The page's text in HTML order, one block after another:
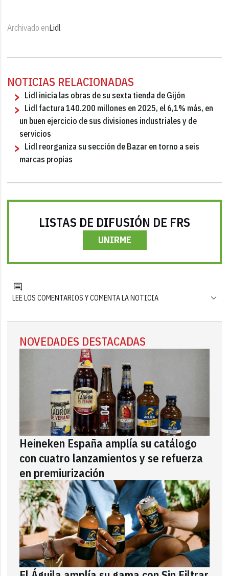
Archivado enLidl
NOTICIAS RELACIONADAS
Lidl inicia las obras de su sexta tienda de Gijón
Lidl factura 140.200 millones en 2025, el 6,1% más, en
un buen ejercicio de sus divisiones industriales y de
servicios
Lidl reorganiza su sección de Bazar en torno a seis
marcas propias
LISTAS DE DIFUSIÓN DE FRS
UNIRME
LEE LOS COMENTARIOS Y COMENTA LA NOTICIA
NOVEDADES DESTACADAS
Heineken España amplía su catálogo
con cuatro lanzamientos y se refuerza
en premiurización